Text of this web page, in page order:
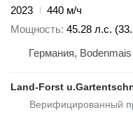
2023
440 м/ч
Мощность 45.28 л.с.
Германия, Bodenmais
Land-Forst